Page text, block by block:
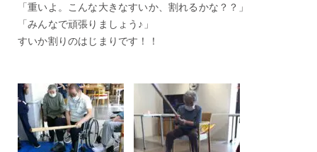
「重いよ。こんな大きなすいか、割れるかな？？」
「みんなで頑張りましょう♪」
すいか割りのはじまりです！！